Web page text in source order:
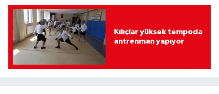
Kılıçlar yüksek tempoda
antrenman yapıyor